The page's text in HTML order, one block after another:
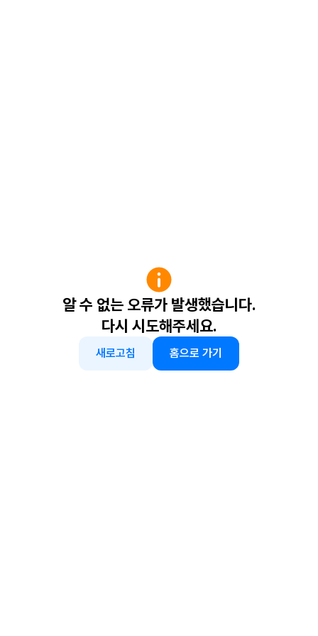
알 수 없는 오류가 발생했습니다.
다시 시도해주세요.
새로고침 홈으로 가기